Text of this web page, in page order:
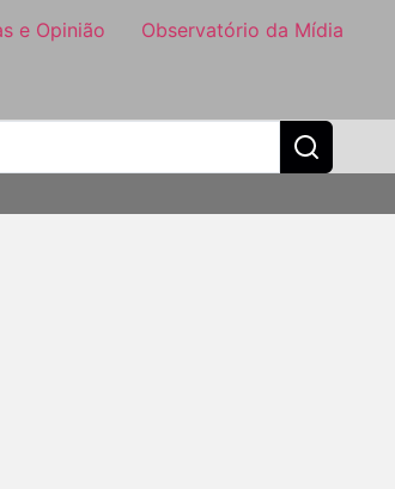
e Opinião Observatório da Mídia